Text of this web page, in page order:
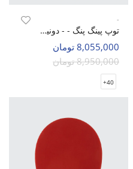
-
توپ پینگ پنگ - - دونیک 3 ستاره ABS (بسته 120 عددی) HGH
8,055,000 تومان
8,950,000 تومان
40+